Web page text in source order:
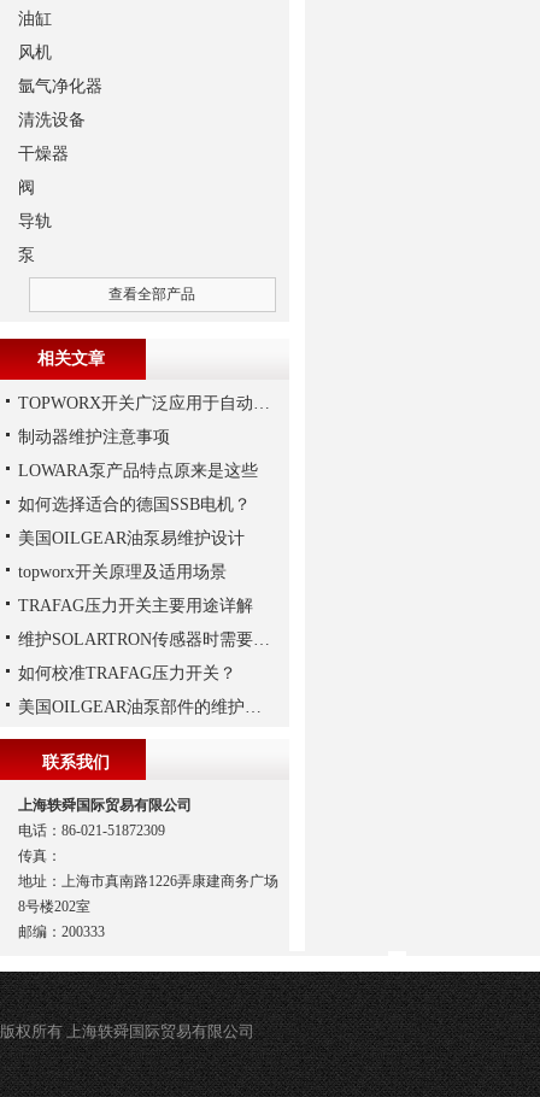
油缸
风机
氩气净化器
清洗设备
干燥器
阀
导轨
泵
查看全部产品
相关文章
TOPWORX开关广泛应用于自动化控制领域
制动器维护注意事项
LOWARA泵产品特点原来是这些
如何选择适合的德国SSB电机？
美国OILGEAR油泵易维护设计
topworx开关原理及适用场景
TRAFAG压力开关主要用途详解
维护SOLARTRON传感器时需要注意以下技巧
如何校准TRAFAG压力开关？
美国OILGEAR油泵部件的维护和修理
联系我们
上海轶舜国际贸易有限公司
电话：86-021-51872309
传真：
地址：上海市真南路1226弄康建商务广场
8号楼202室
邮编：200333
版权所有 上海轶舜国际贸易有限公司